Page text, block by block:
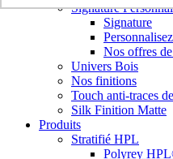
Signature
Signature
Nos offres
Univers Bois
Nos finitions
Touch anti-traces
Silk Finition Matte
Produits
Stratifié HPL
Polyrey